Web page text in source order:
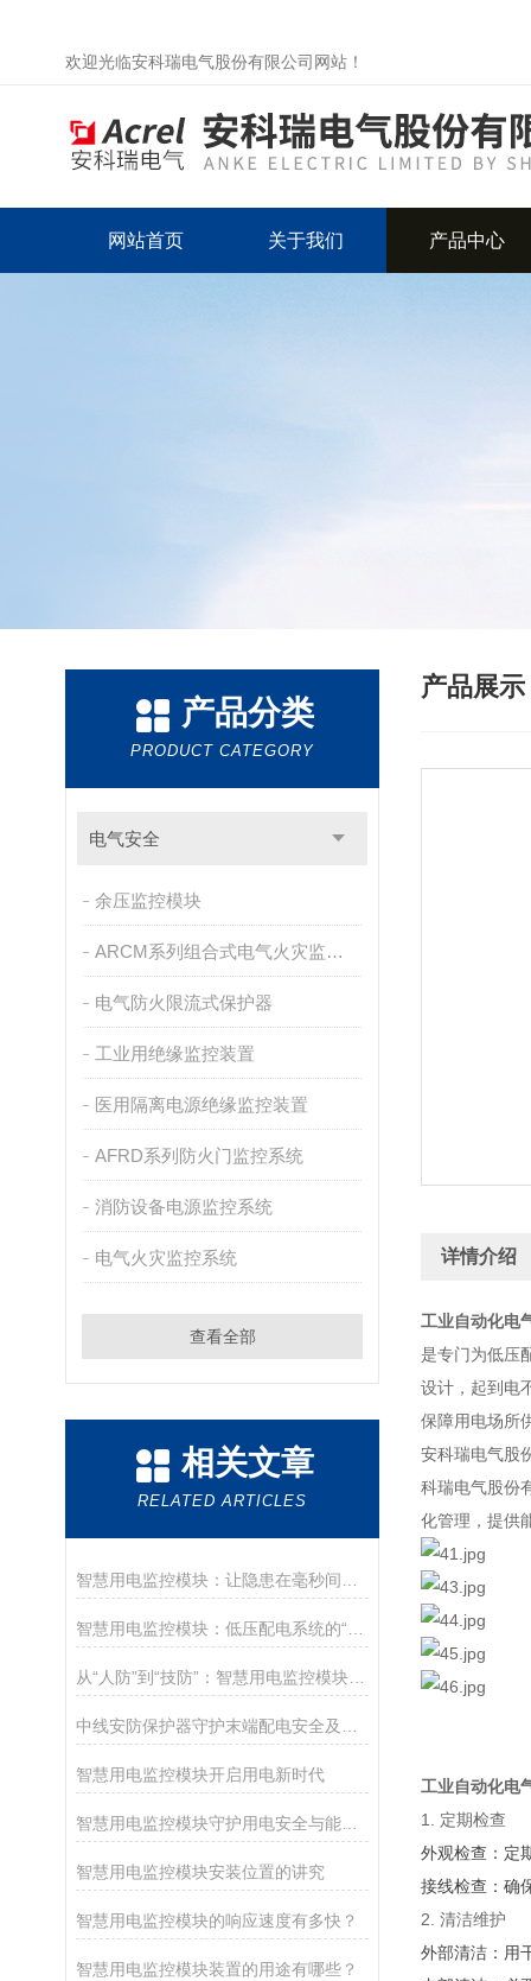
欢迎光临安科瑞电气股份有限公司网站！
网站首页 关于我们 产品中心
产品分类
PRODUCT CATEGORY
电气安全
余压监控模块
ARCM系列组合式电气火灾监控探测器
电气防火限流式保护器
工业用绝缘监控装置
医用隔离电源绝缘监控装置
AFRD系列防火门监控系统
消防设备电源监控系统
电气火灾监控系统
查看全部
相关文章
RELATED ARTICLES
从“人防”到“技防”：智慧用电监控模块如何精准预防电气火灾隐患？
智慧用电监控模块开启用电新时代
智慧用电监控模块守护用电安全与能效管理
智慧用电监控模块安装位置的讲究
智慧用电监控模块的响应速度有多快？
智慧用电监控模块装置的用途有哪些？
产品展示
详情介绍
工业自动化电
是专门为低压
设计，起到电
保障用电场所
安科瑞电气股
科瑞电气股份
化管理，提供
工业自动化电
1. 定期检查
外观检查：定
接线检查：确
2. 清洁维护
外部清洁：用